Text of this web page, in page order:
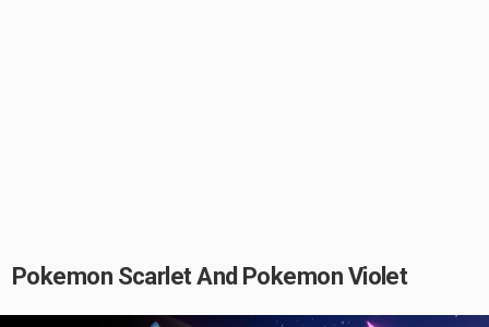
Pokemon Scarlet And Pokemon Violet